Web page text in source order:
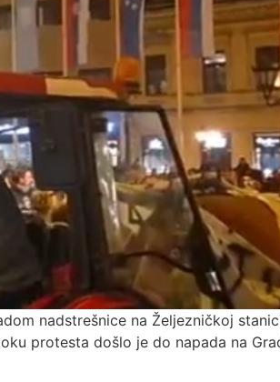
nadstrešnice na Željezničkoj
protesta došlo je do napada na